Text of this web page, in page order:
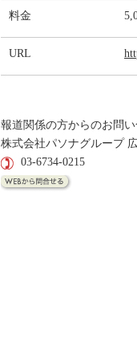
料金
URL
報道関係の方からのお問
株式会社パソナグループ
03-6734-0215